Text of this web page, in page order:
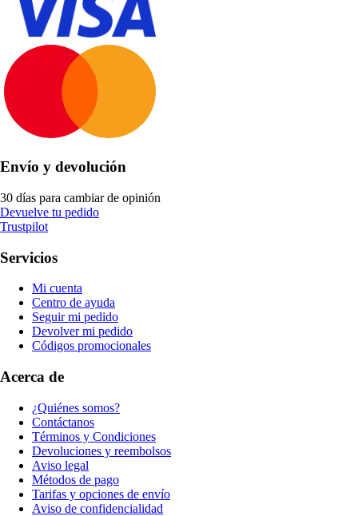
Envío y devolución
30 días para cambiar de opinión
Devuelve tu pedido
Trustpilot
Servicios
Mi cuenta
Centro de ayuda
Seguir mi pedido
Devolver mi pedido
Códigos promocionales
Acerca de
¿Quiénes somos?
Contáctanos
Términos y Condiciones
Devoluciones y reembolsos
Aviso legal
Métodos de pago
Tarifas y opciones de envío
Aviso de confidencialidad